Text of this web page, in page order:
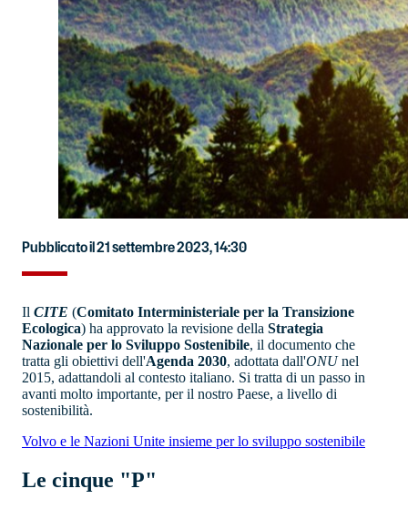
Pubblicato il 21 settembre 2023, 14:30
Il CITE (Comitato Interministeriale per la Transizione
Ecologica) ha approvato la revisione della Strategia
Nazionale per lo Sviluppo Sostenibile, il documento che
tratta gli obiettivi dell'Agenda 2030, adottata dall'ONUnel
2015, adattandoli al contesto italiano. Si tratta di un passo in
avanti molto importante, per il nostro Paese, a livello di
sostenibilità.
Volvo e le Nazioni Unite insieme per lo sviluppo sostenibile
Le cinque "P"